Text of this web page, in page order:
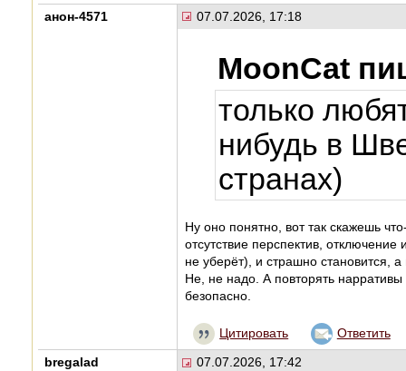
анон-4571
07.07.2026, 17:18
MoonCat
только
нибудь в
странах)
Ну оно понятно, вот так скажешь
отсутствие перспектив,
не уберёт), и страшно становится, а
Не, не надо. А повторять
безопасно.
Цитировать Ответить
bregalad 07.07.2026, 17:42